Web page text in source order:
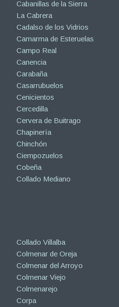
Cabanillas de la Sierra
La Cabrera
Cadalso de los Vidrios
Camarma de Esteruelas
Campo Real
Canencia
Carabaña
Casarrubuelos
Cenicientos
Cercedilla
Cervera de Buitrago
Chapinería
Chinchón
Ciempozuelos
Cobeña
Collado Mediano
Collado Villalba
Colmenar de Oreja
Colmenar del Arroyo
Colmenar Viejo
Colmenarejo
Corpa